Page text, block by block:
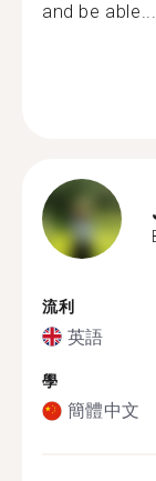
and be able...
流利
英語
學
簡體中文